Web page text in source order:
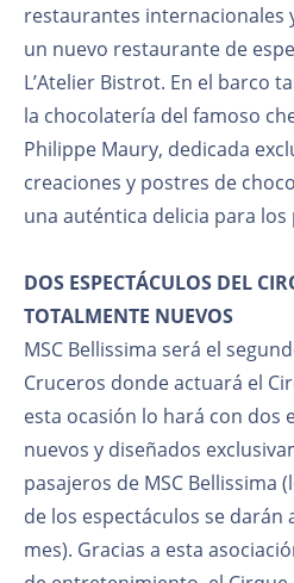
restaurantes internacionales
un nuevo restaurante de
L’Atelier Bistrot. En el barco
la chocolatería del famoso
Philippe Maury, dedicada
creaciones y postres de
una auténtica delicia para
DOS ESPECTÁCULOS DEL
TOTALMENTE NUEVOS
MSC Bellissima será el
Cruceros donde actuará el
esta ocasión lo hará con dos
nuevos y diseñados
pasajeros de MSC Bellissima
de los espectáculos se
mes). Gracias a esta